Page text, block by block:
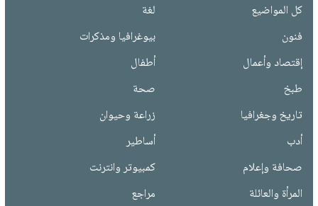
كل المواضيع
لغة
فنون
بيوغرافيا ومذكرات
إقتصاد وأعمال
أطفال
طبخ
صحة
تاريخ وجغرافيا
زراعة وحيوان
أدب
أساطير
صحافة وإعلام
كمبيوتر وانترنت
المرأة والعائلة
مراجع